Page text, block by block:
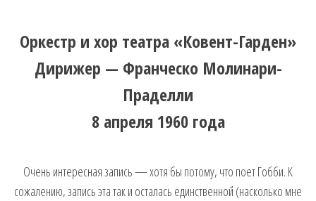
Оркестр и хор театра «Ковент-Гарден»
Дирижер — Франческо Молинари-
Праделли
8 апреля 1960 года
Очень интересная запись — хотя бы потому, что поет Гобби. К
сожалению, запись эта так и осталась единственной (насколько мне